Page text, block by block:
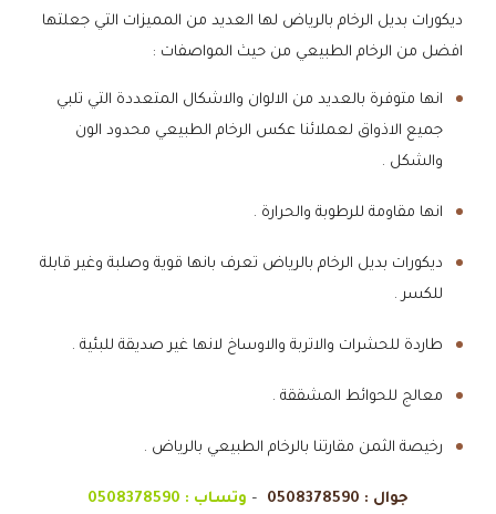
ديكورات بديل الرخام بالرياض لها العديد من المميزات التي جعلتها
افضل من الرخام الطبيعي من حيث المواصفات :
انها متوفرة بالعديد من الالوان والاشكال المتعددة التي تلبي
جميع الاذواق لعملائنا عكس الرخام الطبيعي محدود الون
والشكل .
انها مقاومة للرطوبة والحرارة .
ديكورات بديل الرخام بالرياض تعرف بانها قوية وصلبة وغير قابلة
للكسر .
طاردة للحشرات والاتربة والاوساخ لانها غير صديقة للبئية .
معالج للحوائط المشققة .
رخيصة الثمن مقارتنا بالرخام الطبيعي بالرياض .
جوال : 0508378590
– وتساب : 0508378590